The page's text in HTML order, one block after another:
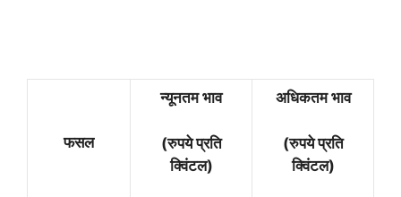
फसल
न्यूनतम भाव
(रुपये प्रति
क्विंटल)
अधिकतम भाव
(रुपये प्रति
क्विंटल)